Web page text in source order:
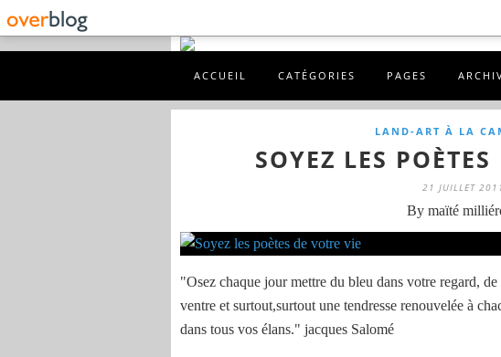
ACCUEIL CATÉGORIES PAGES
LAND-ART À LA
SOYEZ LES
21 JUILLET
By maïté
"Osez chaque jour mettre du bleu dans votre regard,
ventre et surtout,surtout une tendresse renouvelée à
dans tous vos élans." jacques Salomé